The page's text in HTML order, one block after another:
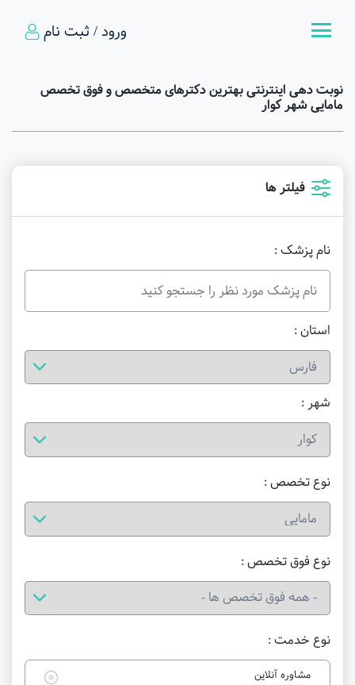
ورود / ثبت نام
نوبت دهی اینترنتی بهترین دکترهای متخصص و فوق تخصص
مامایی شهر کوار
فیلتر ها
نام پزشک :
استان :
شهر :
نوع خدمت :
مشاوره آنلاین
نوع تخصص :
نوع فوق تخصص :